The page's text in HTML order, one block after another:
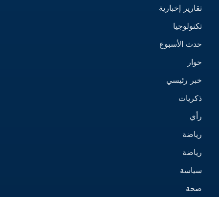
تقارير إخبارية
تكنولوجيا
حدث الأسبوع
حوار
خبر رئيسي
ذكريات
رأي
رياضة
رياضة
سياسة
صحة